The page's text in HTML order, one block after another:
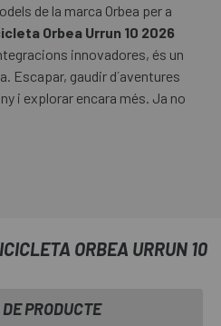
de la marca Orbea per a
Orbea Urrun 10 2026
innovadores, és un
Escapar, gaudir d´aventures
i explorar encara més. Ja no
ORBEA URRUN 10
PRODUCTE